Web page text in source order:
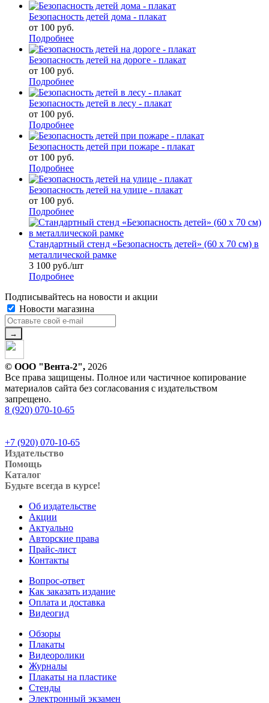
Безопасность детей дома - плакат
от 100 руб.
Подробнее
Безопасность детей на дороге - плакат
от 100 руб.
Подробнее
Безопасность детей в лесу - плакат
от 100 руб.
Подробнее
Безопасность детей при пожаре - плакат
от 100 руб.
Подробнее
Безопасность детей на улице - плакат
от 100 руб.
Подробнее
Стандартный стенд «Безопасность детей» (60 х 70 см) в
металлической рамке
3 100 руб./шт
Подробнее
Подписывайтесь на новости и акции
Новости магазина
© ООО "Вента-2", 2026
Все права защищены. Полное или частичное копирование
материалов сайта без согласования с издательством
запрещено.
8 (920) 070-10-65
+7 (920) 070-10-65
Издательство
Помощь
Каталог
Будьте всегда в курсе!
Об издательстве
Акции
Актуально
Авторские права
Прайс-лист
Контакты
Вопрос-ответ
Как заказать издание
Оплата и доставка
Видеогид
Обзоры
Плакаты
Видеоролики
Журналы
Плакаты на пластике
Стенды
Электронный экзамен